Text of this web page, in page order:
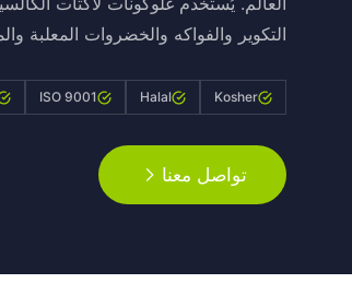
التكوير والفواكه والخضروات المعلبة
Kosher
Halal
ISO 9001
تواصل معنا